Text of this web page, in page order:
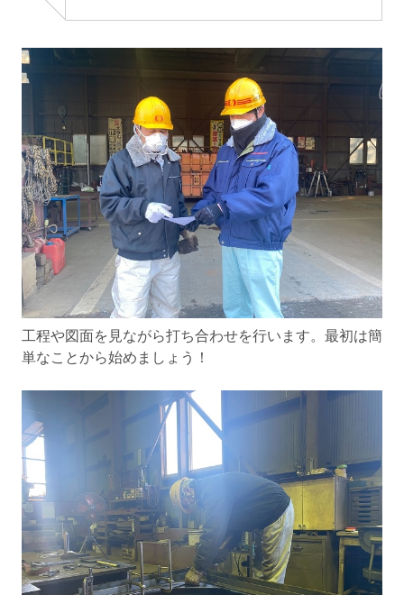
工程や図面を見ながら打ち合わせを行います。最初は簡
単なことから始めましょう！